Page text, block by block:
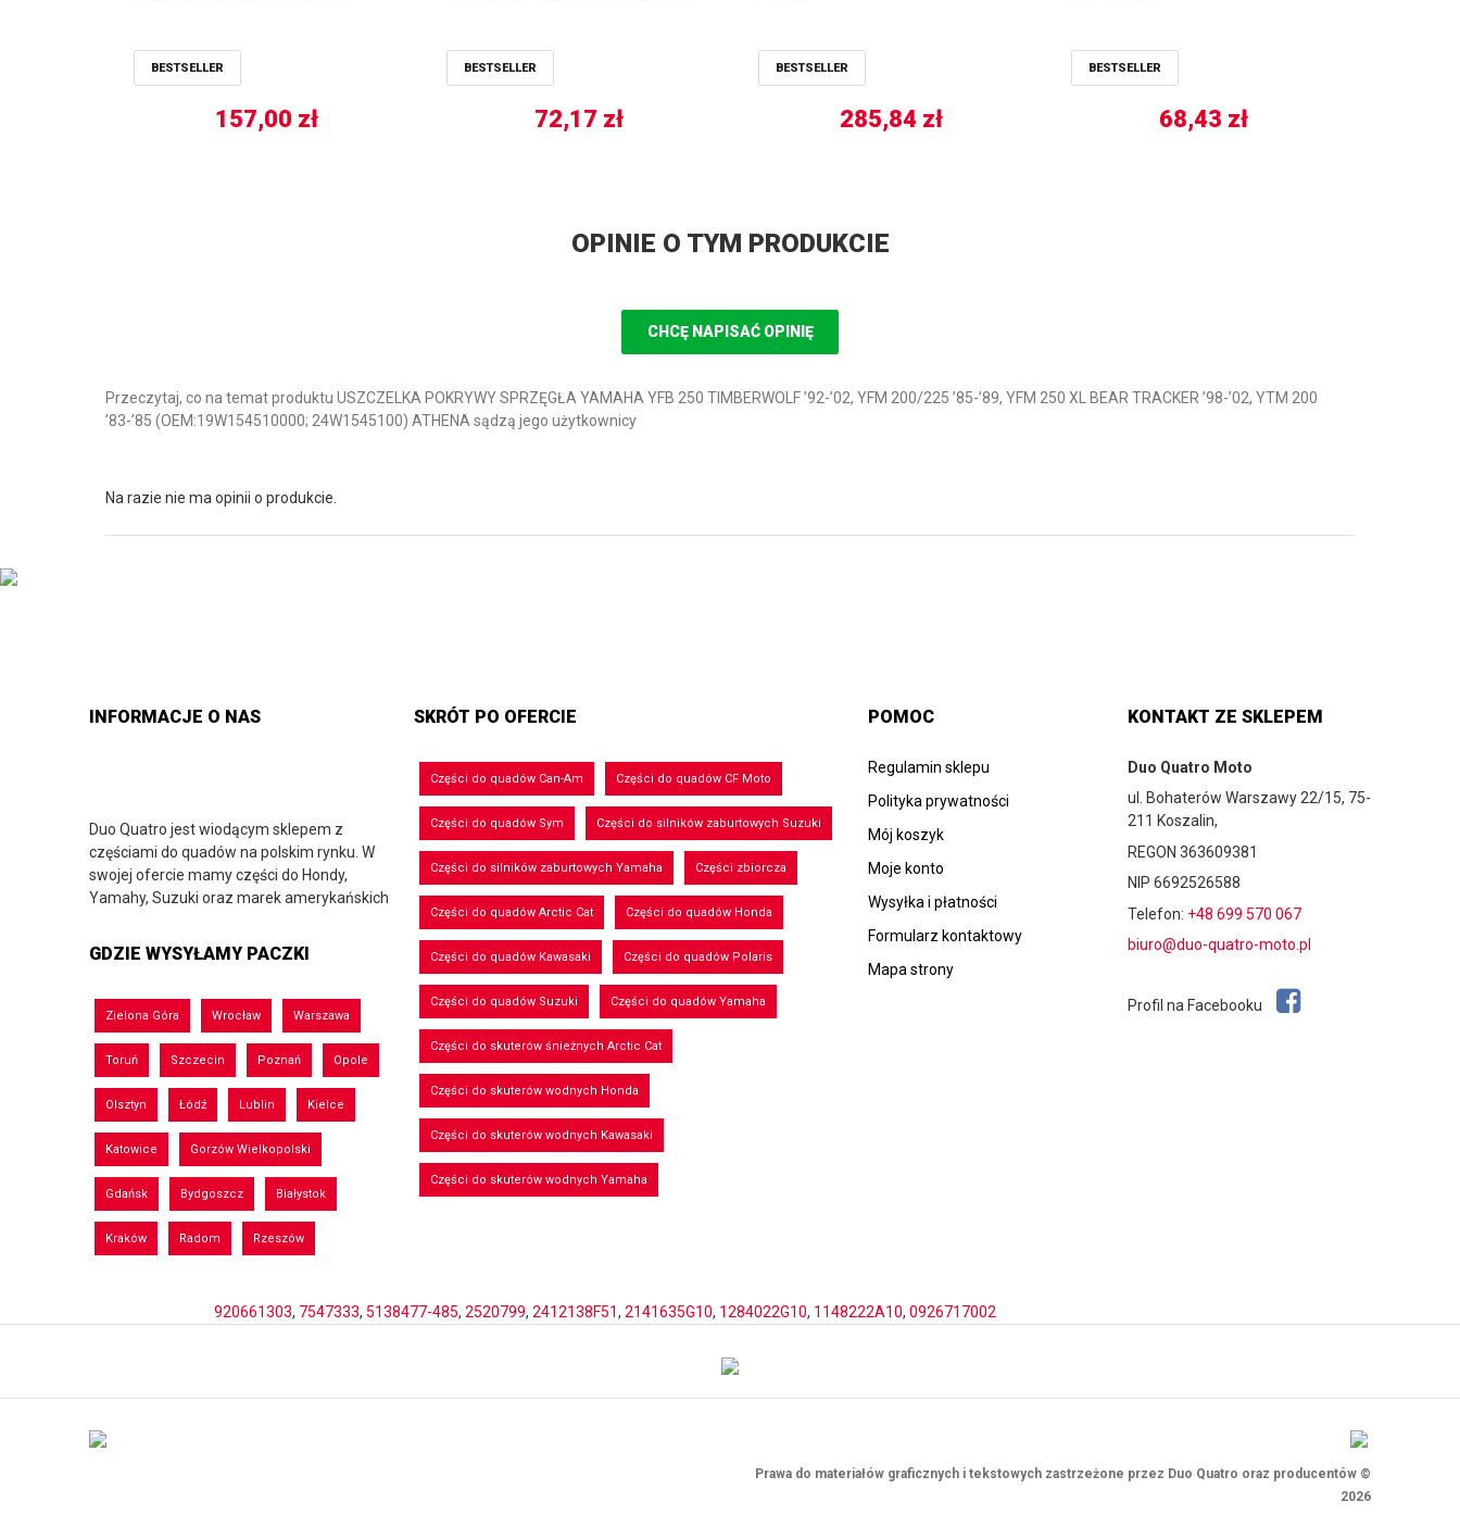
BESTSELLER
157,00 zł
BESTSELLER
72,17 zł
BESTSELLER
285,84 zł
BESTSELLER
68,43 zł
OPINIE O TYM PRODUKCIE
CHCĘ NAPISAĆ OPINIĘ
Przeczytaj, co na temat produktu USZCZELKA POKRYWY SPRZĘGŁA YAMAHA YFB 250 TIMBERWOLF ’92-’02, YFM 200/225 ’85-’89, YFM 250 XL BEAR TRACKER ’98-’02, YTM 200
’83-’85 (OEM:19W154510000; 24W1545100) ATHENA sądzą jego użytkownicy
Na razie nie ma opinii o produkcie.
INFORMACJE O NAS
Duo Quatro jest wiodącym sklepem z
częściami do quadów na polskim rynku. W
swojej ofercie mamy części do Hondy,
Yamahy, Suzuki oraz marek amerykańskich
GDZIE WYSYŁAMY PACZKI
Zielona Góra Wrocław Warszawa
Toruń Szczecin Poznań Opole
Olsztyn Łódź Lublin Kielce
Katowice Gorzów Wielkopolski
Gdańsk Bydgoszcz Białystok
Kraków Radom Rzeszów
SKRÓT PO OFERCIE
Części do quadów Can-Am Części do quadów CF Moto
Części do quadów Sym Części do silników zaburtowych Suzuki
Części do silników zaburtowych Yamaha Części zbiorcza
Części do quadów Arctic Cat Części do quadów Honda
Części do quadów Kawasaki Części do quadów Polaris
Części do quadów Suzuki Części do quadów Yamaha
Części do skuterów śnieżnych Arctic Cat
Części do skuterów wodnych Honda
Części do skuterów wodnych Kawasaki
Części do skuterów wodnych Yamaha
POMOC
Regulamin sklepu
Polityka prywatności
Mój koszyk
Moje konto
Wysyłka i płatności
Formularz kontaktowy
Mapa strony
KONTAKT ZE SKLEPEM
Duo Quatro Moto
ul. Bohaterów Warszawy 22/15, 75-
211 Koszalin,
REGON 363609381
NIP 6692526588
Telefon: +48 699 570 067
biuro@duo-quatro-moto.pl
Profil na Facebooku
920661303, 7547333, 5138477-485, 2520799, 2412138F51, 2141635G10, 1284022G10, 1148222A10, 0926717002
Prawa do materiałów graficznych i tekstowych zastrzeżone przez Duo Quatro oraz producentów ©
2026